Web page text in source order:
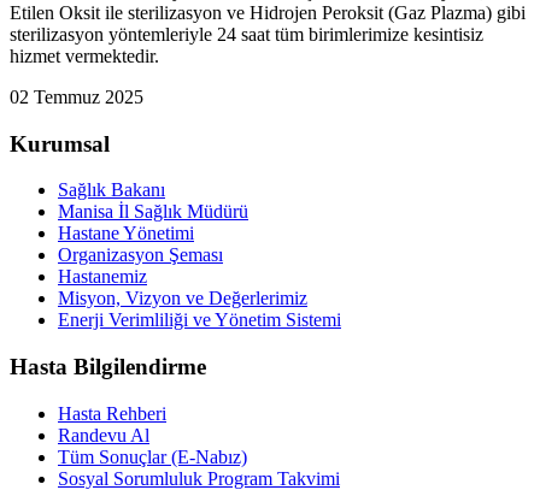
Etilen Oksit ile sterilizasyon ve Hidrojen Peroksit (Gaz Plazma) gibi
sterilizasyon yöntemleriyle 24 saat tüm birimlerimize kesintisiz
hizmet vermektedir.
02 Temmuz 2025
Kurumsal
Sağlık Bakanı
Manisa İl Sağlık Müdürü
Hastane Yönetimi
Organizasyon Şeması
Hastanemiz
Misyon, Vizyon ve Değerlerimiz
Enerji Verimliliği ve Yönetim Sistemi
Hasta Bilgilendirme
Hasta Rehberi
Randevu Al
Tüm Sonuçlar (E-Nabız)
Sosyal Sorumluluk Program Takvimi